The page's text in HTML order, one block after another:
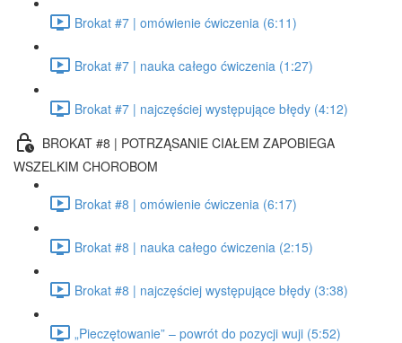
Brokat #7 | omówienie ćwiczenia (6:11)
Brokat #7 | nauka całego ćwiczenia (1:27)
Brokat #7 | najczęściej występujące błędy (4:12)
BROKAT #8 | POTRZĄSANIE CIAŁEM ZAPOBIEGA
WSZELKIM CHOROBOM
Brokat #8 | omówienie ćwiczenia (6:17)
Brokat #8 | nauka całego ćwiczenia (2:15)
Brokat #8 | najczęściej występujące błędy (3:38)
„Pieczętowanie” – powrót do pozycji wuji (5:52)